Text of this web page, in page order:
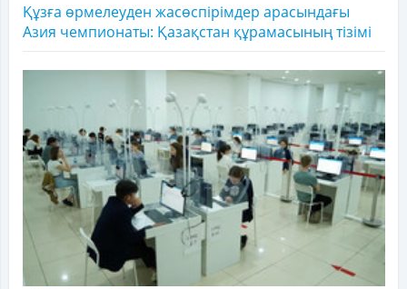
Құзға өрмелеуден жасөспірімдер арасындағы
Азия чемпионаты: Қазақстан құрамасының тізімі